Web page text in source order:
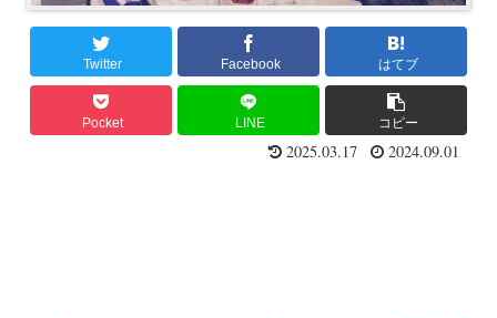
Twitter Facebook はてブ
Pocket LINE コピー
2025.03.17 2024.09.01